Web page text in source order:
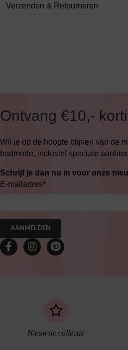
Verzenden & Retourneren
Ontvang €10,-
Wil je op de hoogte blijven van de
badmode, inclusief speciale
Schrijf je dan nu in voor onze
E-mailadres*
AANMELDEN
Nieuwste collectie